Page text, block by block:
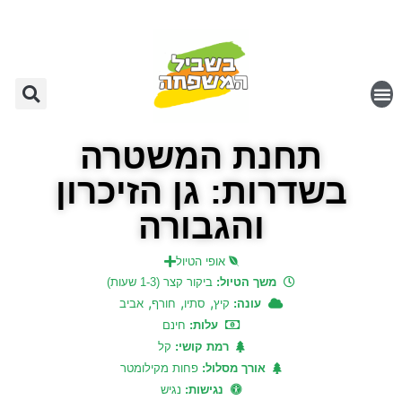
תחנת המשטרה
בשדרות: גן הזיכרון
והגבורה
אופי הטיול
משך הטיול: ביקור קצר (1-3 שעות)
עונה: קיץ, סתיו, חורף, אביב
עלות: חינם
רמת קושי: קל
אורך מסלול: פחות מקילומטר
נגישות: נגיש